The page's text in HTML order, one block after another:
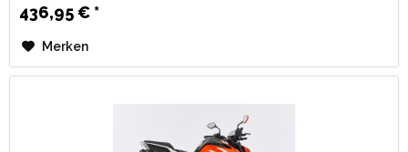
436,95 € *
Merken